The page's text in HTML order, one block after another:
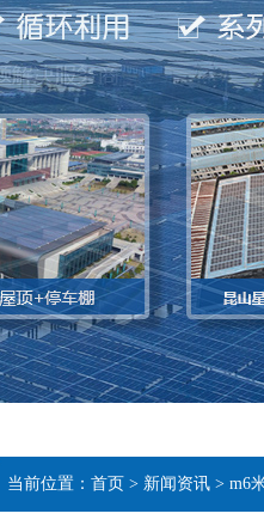
当前位置： 首页 > 新闻资讯 > m6